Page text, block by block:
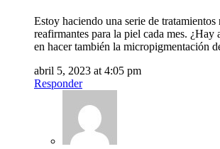
Estoy haciendo una serie de tratamientos
reafirmantes para la piel cada mes. ¿Hay
en hacer también la micropigmentación
abril 5, 2023 at 4:05 pm
Responder